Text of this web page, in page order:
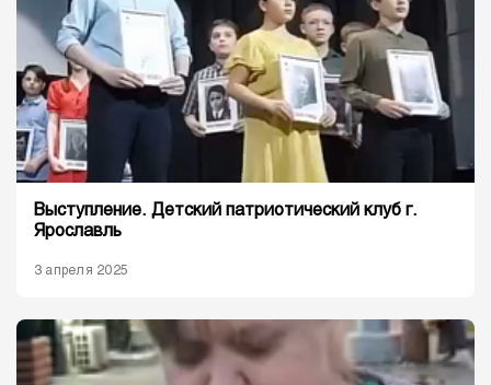
Выступление. Детский патриотический клуб г.
Ярославль
3 апреля 2025